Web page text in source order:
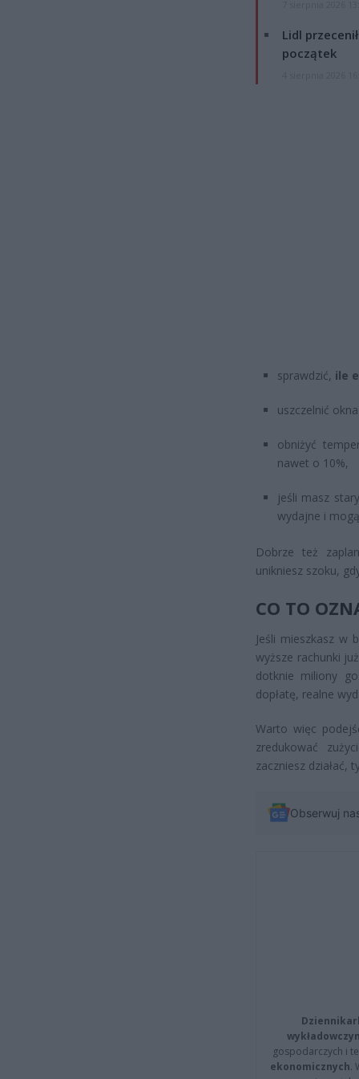
Lidl
początek
sprawdzić, ile
uszczelnić
obniżyć
nawet o 10%,
jeśli masz
wydajne i
Dobrze też
unikniesz szoku,
CO TO
Jeśli mieszkasz w
wyższe rachunki
dotknie miliony
dopłatę, realne
Warto więc
zredukować
zaczniesz działać,
Obserwuj
gospodarczych i
ekonomicznych.